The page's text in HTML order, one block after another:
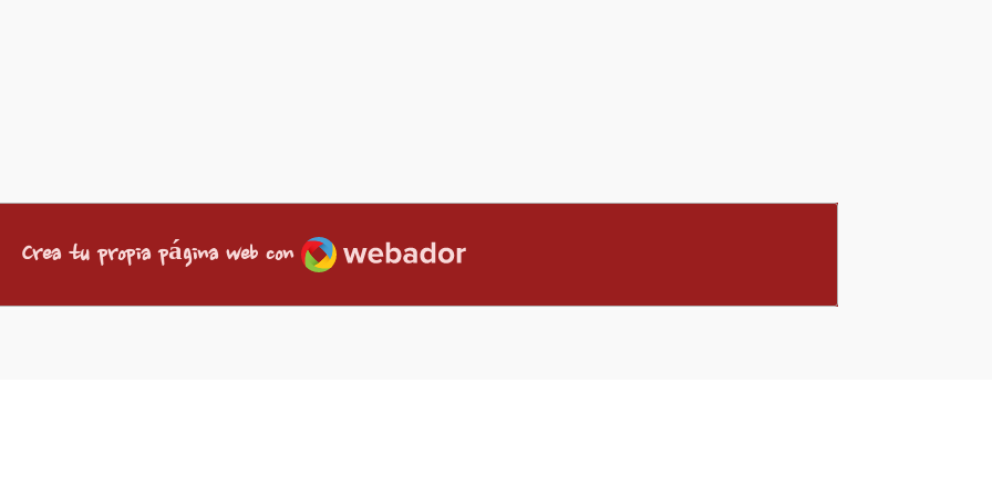
Crea tu propia página web con Webador